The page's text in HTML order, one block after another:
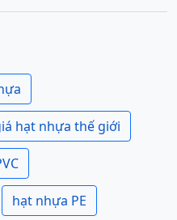
hạt nhựa thế giới
hạt nhựa PE